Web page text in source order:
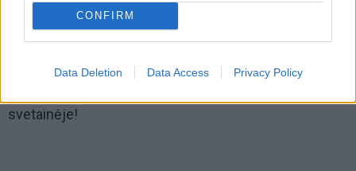
CONFIRM
Data Deletion Data Access Privacy Policy
galima skalbti mašinoje švelniai.
Tik būtinai naudokite nedidelį kiekį ploviklio ir vienu
metu išplaukite dvi pagalves, kad jūsų mašina
svetainėje!